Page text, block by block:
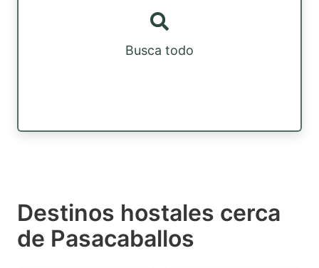
Busca todo
Destinos hostales cerca
de Pasacaballos